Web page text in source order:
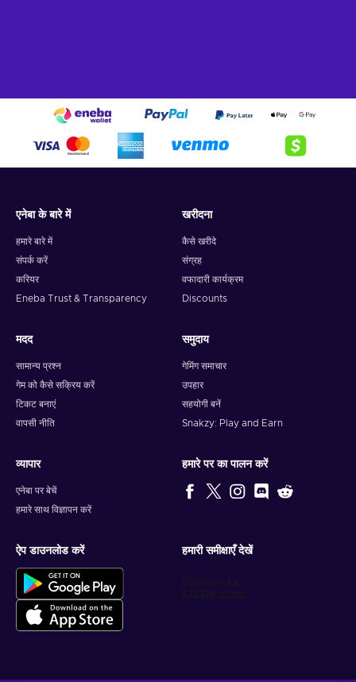
एनेबा के बारे में
हमारे बारे में
संपर्क करें
करियर
Eneba Trust & Transparency
खरीदना
कैसे खरीदे
संग्रह
वफादारी कार्यक्रम
Discounts
मदद
सामान्य प्रश्न
गेम को कैसे सक्रिय करें
टिकट बनाएं
वापसी नीति
समुदाय
गेमिंग समाचार
उपहार
सहयोगी बनें
Snakzy: Play and Earn
व्यापार
एनेबा पर बेचें
हमारे साथ विज्ञापन करें
हमारे पर का पालन करें
ऐप डाउनलोड करें हमारी समीक्षाएँ देखें